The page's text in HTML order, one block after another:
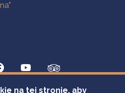
na tej stronie, aby